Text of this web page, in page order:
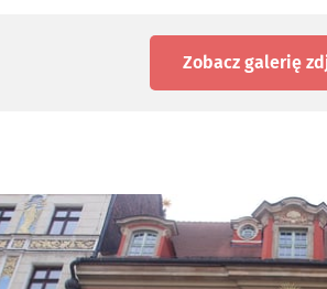
Zobacz galerię